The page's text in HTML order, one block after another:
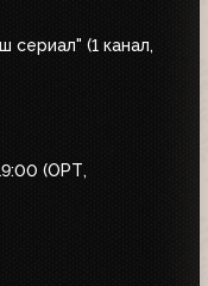
сериал" (1 канал,
(ОРТ,